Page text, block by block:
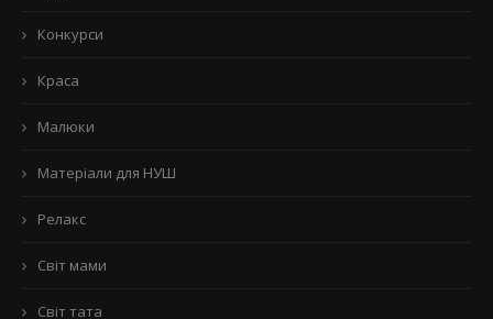
Конкурси
Краса
Малюки
Матеріали для НУШ
Релакс
Світ мами
Світ тата